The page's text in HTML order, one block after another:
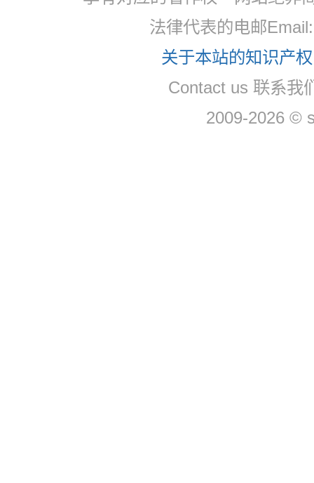
法律代表的电邮
关于本站的知识产
Contact us 联系我
2009-2026 ©